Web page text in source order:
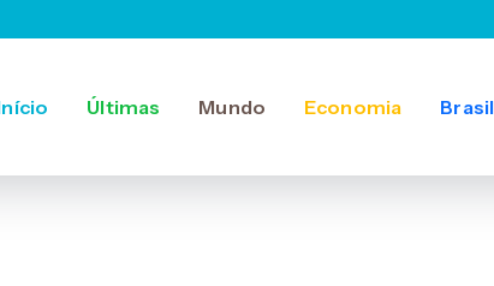
Últimas Mundo Economia Brasil